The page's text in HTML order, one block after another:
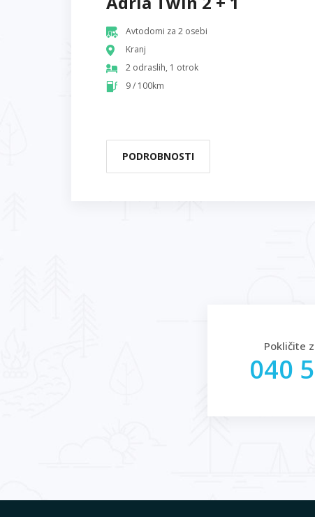
Avtodomi za 2 osebi
Kranj
2 odraslih, 1 otrok
9 / 100km
PODROBNOSTI
Pokličite
040